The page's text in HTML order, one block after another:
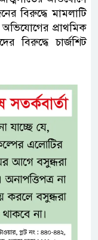
বিরুদ্ধে মামলাটি
প্রাথমিক
বিরুদ্ধে চার্জশিট